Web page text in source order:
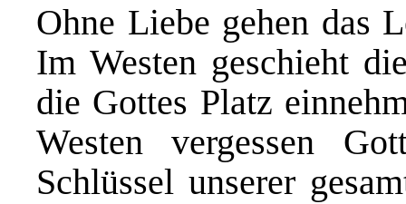
Ohne Liebe gehen das
Im Westen geschieht
die Gottes Platz
Westen vergessen
Schlüssel unserer